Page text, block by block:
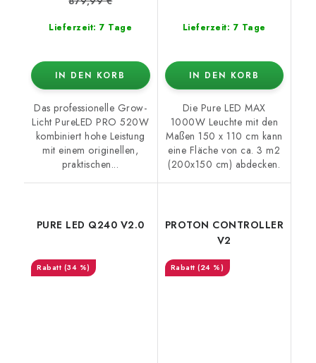
Lieferzeit: 7 Tage
IN DEN KORB
Das professionelle Grow-
Licht PureLED PRO 520W
kombiniert hohe Leistung
mit einem originellen,
praktischen...
Lieferzeit: 7 Tage
IN DEN KORB
Die Pure LED MAX
1000W Leuchte mit den
Maßen 150 x 110 cm kann
eine Fläche von ca. 3 m2
(200x150 cm) abdecken.
PURE LED Q240 V2.0
(34 %)
PROTON CONTROLLER
V2
(24 %)